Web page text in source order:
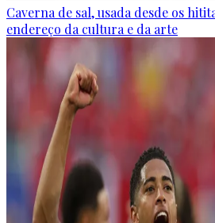
Caverna de sal, usada desde os
endereço da cultura e da arte